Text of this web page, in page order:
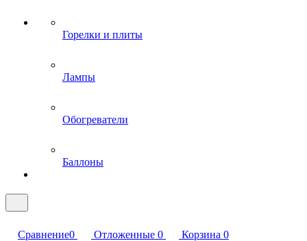
Горелки и плиты
Лампы
Обогреватели
Баллоны
Сравнение0 Отложенные 0 Корзина 0